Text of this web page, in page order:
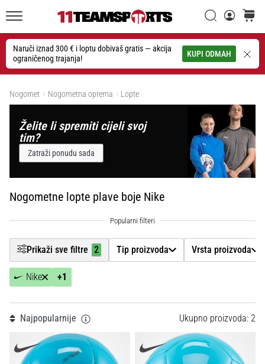
Naruči iznad 300 € i loptu dobivaš gratis — akcija
ograničenog trajanja!
KUPI ODMAH
Traži
Traži
•
GNK
Dinamo
i
11teamsports
potpisali
dvogodišnju
suradnju
Dinamo
i
11teamsports
sklopili
za
nabavu,
tisak
opreme
1. 7. 2025
Nogomet Nogometna oprema Lopte
Želite li spremiti cijeli svoj
tim?
Zatraži ponudu sada
Nogometne lopte plave boje Nike
Prikaži sve filtre 2 Tip proizvoda Vrsta proizvoda
Filtr
Tip proizvoda
Vrsta proizvoda
Marka 1
Cijena
Boja 1
Teamsales
Tip lopte
Prikaži proizvode
Nike +1
Najpopularnije Ukupno proizvoda: 2